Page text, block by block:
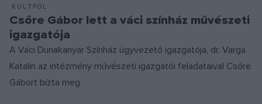
KULTPOL
Csőre Gábor lett a váci színház művészeti
igazgatója
A Váci Dunakanyar Színház ügyvezető igazgatója, dr. Varga
Katalin az intézmény művészeti igazgatói feladataival Csőre
Gábort bízta meg.